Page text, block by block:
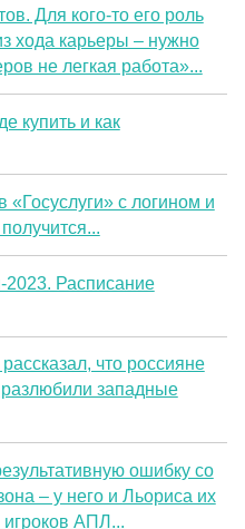
Для кого-то его роль
хода карьеры – нужно
не легкая работа»...
купить и как
«Госуслуги» с логином и
2023. Расписание
что россияне
западные
ошибку со
– у него и Льориса их
игроков АПЛ...